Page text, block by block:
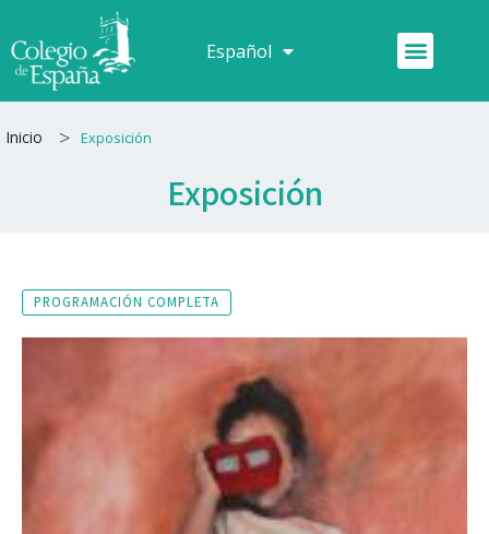
al
contenido
Español
Français Menú
Inicio > Exposición
Exposición
PROGRAMACIÓN COMPLETA